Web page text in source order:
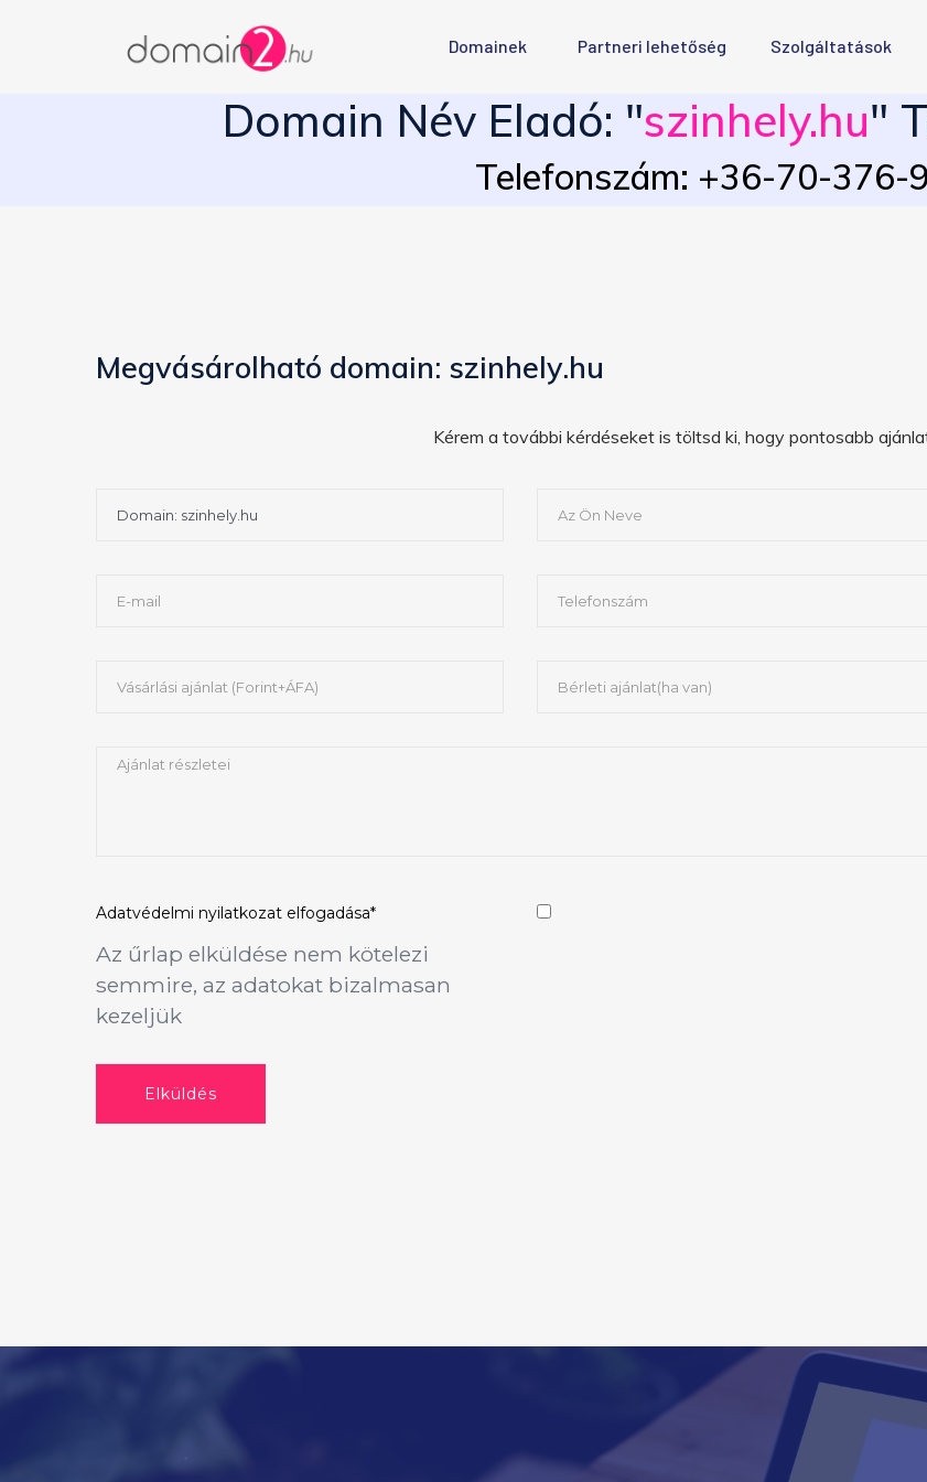
Domainek Partneri lehetőség Szolgáltatások
Domain Név Eladó: "szinhely.hu"
Telefonszám: +36-70-376-
Megvásárolható domain: szinhely.hu
Kérem a további kérdéseket is töltsd ki, hogy pontosabb
Adatvédelmi nyilatkozat elfogadása*
Az űrlap elküldése nem kötelezi
semmire, az adatokat bizalmasan
kezeljük
Elküldés